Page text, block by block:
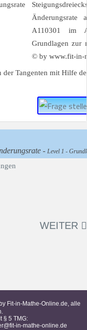
der Tangenten mit Hilfe
- Level 1 -
WEITER
by Fit-in-Mathe-Online.de, alle
§ 5 TMG:
in-mathe-online.de